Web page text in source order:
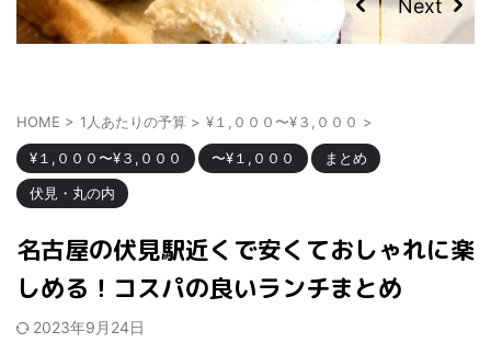
HOME > 1人あたりの予算 > ¥１,０００〜¥３,０００ >
¥１,０００〜¥３,０００ 〜¥１,０００
まとめ
伏見・丸の内
名古屋の伏見駅近くで安くておしゃれに楽
しめる！コスパの良いランチまとめ
2023年9月24日